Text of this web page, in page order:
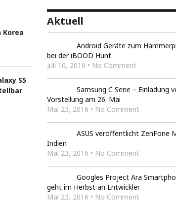
Korea
S5
Aktuell
Android Geräte zum
bei der iBOOD Hunt
Juli 10, 2016 • No Comment
Samsung C Serie – Einladung
Vorstellung am 26. Mai
Mai 23, 2016 • No Comment
ASUS veröffentlicht ZenFone
Indien
Mai 23, 2016 • No Comment
Googles Project Ara
geht im Herbst an Entwickler
Mai 23, 2016 • No Comment